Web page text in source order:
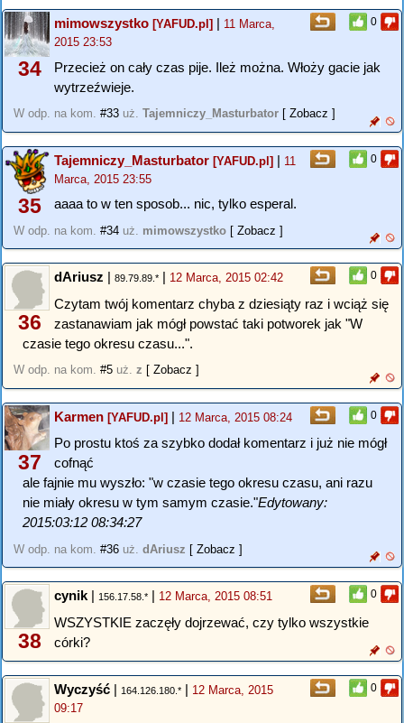
0
34
mimowszystko [YAFUD.pl] | 11 Marca,
2015 23:53
Przecież on cały czas pije. Ileż można. Włoży gacie jak
wytrzeźwieje.
W odp. na kom. #33 uż. Tajemniczy_Masturbator [ Zobacz ]
0
35
Tajemniczy_Masturbator [YAFUD.pl] | 11
Marca, 2015 23:55
aaaa to w ten sposob... nic, tylko esperal.
W odp. na kom. #34 uż. mimowszystko [ Zobacz ]
0
36
dAriusz | 89.79.89.* | 12 Marca, 2015 02:42
Czytam twój komentarz chyba z dziesiąty raz i wciąż się
zastanawiam jak mógł powstać taki potworek jak "W
czasie tego okresu czasu...".
W odp. na kom. #5 uż. z [ Zobacz ]
0
37
Karmen [YAFUD.pl] | 12 Marca, 2015 08:24
Po prostu ktoś za szybko dodał komentarz i już nie mógł
cofnąć
ale fajnie mu wyszło: "w czasie tego okresu czasu, ani razu
nie miały okresu w tym samym czasie."Edytowany:
2015:03:12 08:34:27
W odp. na kom. #36 uż. dAriusz [ Zobacz ]
0
38
cynik | 156.17.58.* | 12 Marca, 2015 08:51
WSZYSTKIE zaczęły dojrzewać, czy tylko wszystkie
córki?
0
Wyczyść | 164.126.180.* | 12 Marca, 2015
09:17